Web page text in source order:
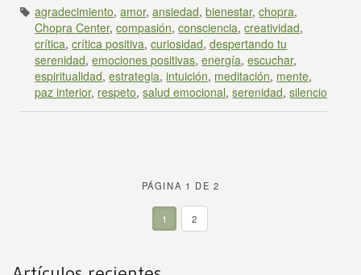
agradecimiento,amor,ansiedad,bienestar,chopra,
Chopra Center,compasión,consciencia,creatividad,
crítica,crítica positiva,curiosidad,despertando tu
serenidad,emociones positivas,energía,escuchar,
espiritualidad,estrategia,intuición, meditación, mente,
paz interior, respeto,salud emocional,serenidad,silencio
PÁGINA 1 DE 2
1 2